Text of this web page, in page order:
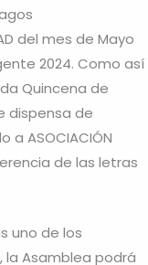
del mes de Mayo
2024. Como así
Quincena de
dispensa de
ASOCIACIÓN
de las letras
uno de los
la Asamblea podrá